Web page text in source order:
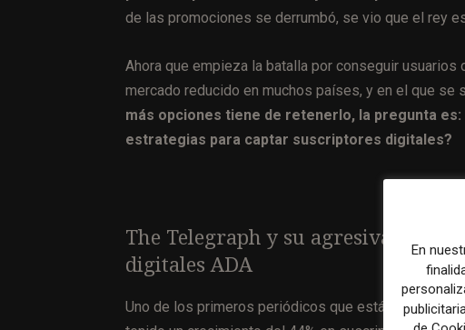
de las promociones se derrumbó, se vio que el rey
Ahora que empieza la batalla por conseguir
mercado reducido en muchos países, y en el que se
más opciones tiene de retenerlo, la pregunta
estrategias para captar suscriptores digitales?
The Telegraph y su agresiva
digitales ADA
Uno de los primeros periódicos que está probando
En